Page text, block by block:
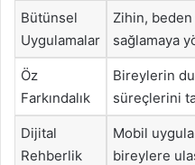
Bütünsel
Uygulamalar
Zihin,
sağlamaya
Öz
Farkındalık
Bireylerin
süreçlerini
Dijital
Rehberlik
Mobil
bireylere